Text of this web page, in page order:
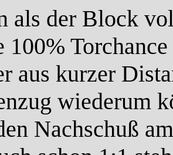
als der Block
100%
aus kurzer
wiederum
Nachschuß